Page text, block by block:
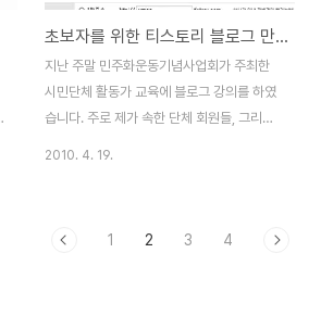
갔습니다. 그런데 강의 첫 머리는 '블로그 운
영 경험과 노하우'를 공개하는 시간이더군요.
(사진 강의 못지 않게 유익하였습니다.) 블로
거를 시작하고 지난 6년 동안의 경험을 진솔
하게 들려주..
초보자를 위한 티스토리 블로그 만들기
지난 주말 민주화운동기념사업회가 주최한
시민단체 활동가 교육에 블로그 강의를 하였
습니다. 주로 제가 속한 단체 회원들, 그리고
심을 하였던 분들 중에서 의외로 많은 분들이
2010. 4. 19.
1 2 3 4